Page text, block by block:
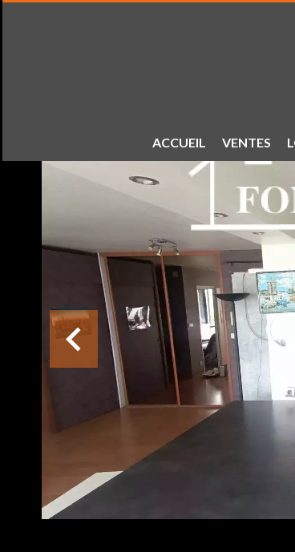
ACCUEIL VENTES